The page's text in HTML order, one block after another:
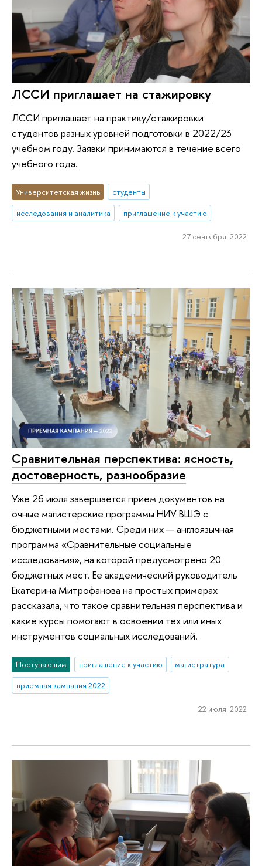
ЛССИ приглашает на стажировку
ЛССИ приглашает на практику/стажировки
студентов разных уровней подготовки в 2022/23
учебном году. Заявки принимаются в течение всего
учебного года.
Университетская жизнь
студенты
исследования и аналитика
приглашение к участию
27 сентября 2022
Сравнительная перспектива: ясность,
достоверность, разнообразие
Уже 26 июля завершается прием документов на
очные магистерские программы НИУ ВШЭ с
бюджетными местами. Среди них — англоязычная
программа «Сравнительные социальные
исследования», на которой предусмотрено 20
бюджетных мест. Ее академический руководитель
Екатерина Митрофанова на простых примерах
рассказала, что такое сравнительная перспектива и
какие курсы помогают в освоении тех или иных
инструментов социальных исследований.
Поступающим приглашение к участию
магистратура
приемная кампания 2022
22 июля 2022